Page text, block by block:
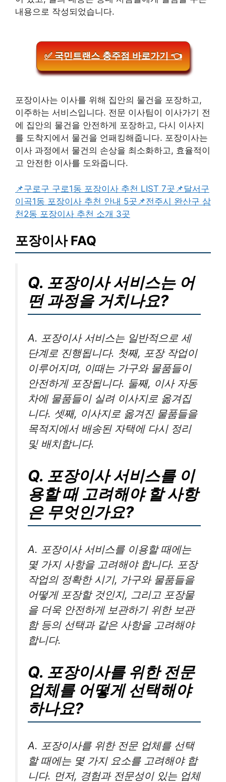
내용으로 작성되었습니다.
✅ 국민트랜스 충주점 바로가기 👈
포장이사는 이사를 위해 집안의 물건을 포장하고,
이주하는 서비스입니다. 전문 이사팀이 이사가기 전
에 집안의 물건을 안전하게 포장하고, 다시 이사지
를 도착지에서 물건을 언패킹해줍니다. 포장이사는
이사 과정에서 물건의 손상을 최소화하고, 효율적이
고 안전한 이사를 도와줍니다.
📌구로구 구로1동 포장이사 추천 LIST 7곳 📌달서구
이곡1동 포장이사 추천 안내 5곳 📌전주시 완산구 삼
천2동 포장이사 추천 소개 3곳
포장이사 FAQ
Q. 포장이사 서비스는 어
떤 과정을 거치나요?
A. 포장이사 서비스는 일반적으로 세
단계로 진행됩니다. 첫째, 포장 작업이
이루어지며, 이때는 가구와 물품들이
안전하게 포장됩니다. 둘째, 이사 자동
차에 물품들이 실려 이사지로 옮겨집
니다. 셋째, 이사지로 옮겨진 물품들을
목적지에서 배송된 자택에 다시 정리
및 배치합니다.
Q. 포장이사 서비스를 이
용할 때 고려해야 할 사항
은 무엇인가요?
A. 포장이사 서비스를 이용할 때에는
몇 가지 사항을 고려해야 합니다. 포장
작업의 정확한 시기, 가구와 물품들을
어떻게 포장할 것인지, 그리고 포장물
을 더욱 안전하게 보관하기 위한 보관
함 등의 선택과 같은 사항을 고려해야
합니다.
Q. 포장이사를 위한 전문
업체를 어떻게 선택해야
하나요?
A. 포장이사를 위한 전문 업체를 선택
할 때에는 몇 가지 요소를 고려해야 합
니다. 먼저, 경험과 전문성이 있는 업체